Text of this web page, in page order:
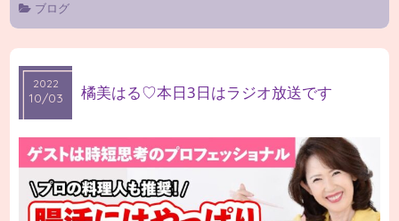
ブログ
2022
10/03
2022
10/03 橘美はる♡本日3日はラジオ放送です